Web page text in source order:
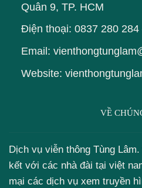
Quân 9, TP. HCM
Điện thoại: 0837 280 284
Email:
Website:
VỀ
Dịch vụ viễn thông Tùng
kết với các nhà đài tại việt
mại các dịch vụ xem truyền